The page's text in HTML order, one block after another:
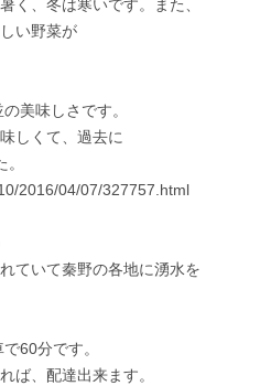
く、冬は寒いです。また、
い野菜が
美味しさです。
しくて、過去に
2016/04/07/327757.html
ていて秦野の各地に湧水を
60分です。
ば、配達出来ます。